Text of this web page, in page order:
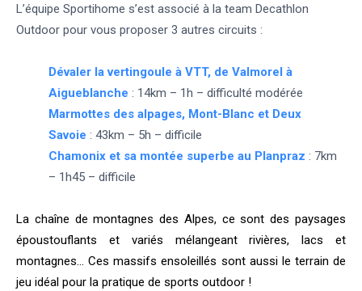
L’équipe Sportihome s’est associé à la team Decathlon
Outdoor pour vous proposer 3 autres circuits :
Dévaler la vertingoule à VTT, de Valmorel à
Aigueblanche : 14km – 1h – difficulté modérée
Marmottes des alpages, Mont-Blanc et Deux
Savoie : 43km – 5h – difficile
Chamonix et sa montée superbe au Planpraz : 7km
– 1h45 – difficile
La chaîne de montagnes des Alpes, ce sont des paysages
époustouflants et variés mélangeant rivières, lacs et
montagnes… Ces massifs ensoleillés sont aussi le terrain de
jeu idéal pour la pratique de sports outdoor !